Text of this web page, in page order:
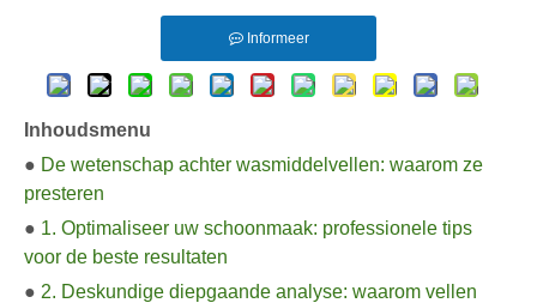
Informeer
Inhoudsmenu
● De wetenschap achter wasmiddelvellen: waarom ze
presteren
● 1. Optimaliseer uw schoonmaak: professionele tips
voor de beste resultaten
● 2. Deskundige diepgaande analyse: waarom vellen